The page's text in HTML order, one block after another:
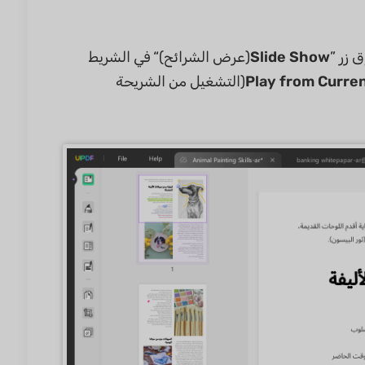
زر ”Slide Show(عرض الشرائح)“ في الشريط
Play from(التشغيل من الشريحة